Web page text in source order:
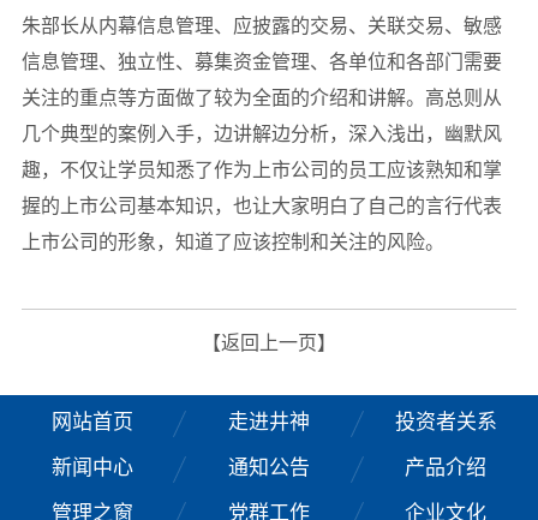
朱部长从内幕信息管理、应披露的交易、关联交易、敏感
信息管理、独立性、募集资金管理、各单位和各部门需要
关注的重点等方面做了较为全面的介绍和讲解。高总则从
几个典型的案例入手，边讲解边分析，深入浅出，幽默风
趣，不仅让学员知悉了作为上市公司的员工应该熟知和掌
握的上市公司基本知识，也让大家明白了自己的言行代表
上市公司的形象，知道了应该控制和关注的风险。
【返回上一页】
网站首页 走进井神
投资者关系
新闻中心
通知公告
产品介绍
管理之窗
党群工作 企业文化